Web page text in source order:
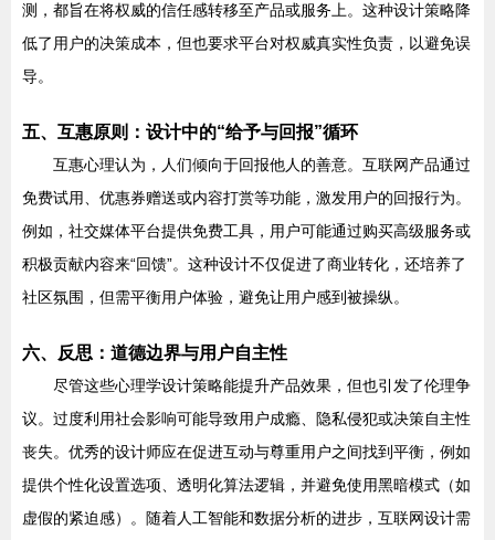
测，都旨在将权威的信任感转移至产品或服务上。这种设计策略降
低了用户的决策成本，但也要求平台对权威真实性负责，以避免误
导。
五、互惠原则：设计中的“给予与回报”循环
互惠心理认为，人们倾向于回报他人的善意。互联网产品通过
免费试用、优惠券赠送或内容打赏等功能，激发用户的回报行为。
例如，社交媒体平台提供免费工具，用户可能通过购买高级服务或
积极贡献内容来“回馈”。这种设计不仅促进了商业转化，还培养了
社区氛围，但需平衡用户体验，避免让用户感到被操纵。
六、反思：道德边界与用户自主性
尽管这些心理学设计策略能提升产品效果，但也引发了伦理争
议。过度利用社会影响可能导致用户成瘾、隐私侵犯或决策自主性
丧失。优秀的设计师应在促进互动与尊重用户之间找到平衡，例如
提供个性化设置选项、透明化算法逻辑，并避免使用黑暗模式（如
虚假的紧迫感）。随着人工智能和数据分析的进步，互联网设计需